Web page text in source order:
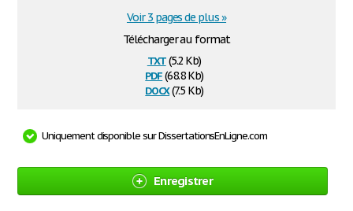
Télécharger au format
txt(5.2 Kb)
pdf(68.8 Kb)
docx(7.5 Kb)
Voir 3 pages de plus »
Uniquement disponible sur DissertationsEnLigne.com
Enregistrer